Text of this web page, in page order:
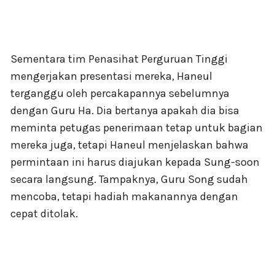
Sementara tim Penasihat Perguruan Tinggi
mengerjakan presentasi mereka, Haneul
terganggu oleh percakapannya sebelumnya
dengan Guru Ha. Dia bertanya apakah dia bisa
meminta petugas penerimaan tetap untuk bagian
mereka juga, tetapi Haneul menjelaskan bahwa
permintaan ini harus diajukan kepada Sung-soon
secara langsung. Tampaknya, Guru Song sudah
mencoba, tetapi hadiah makanannya dengan
cepat ditolak.